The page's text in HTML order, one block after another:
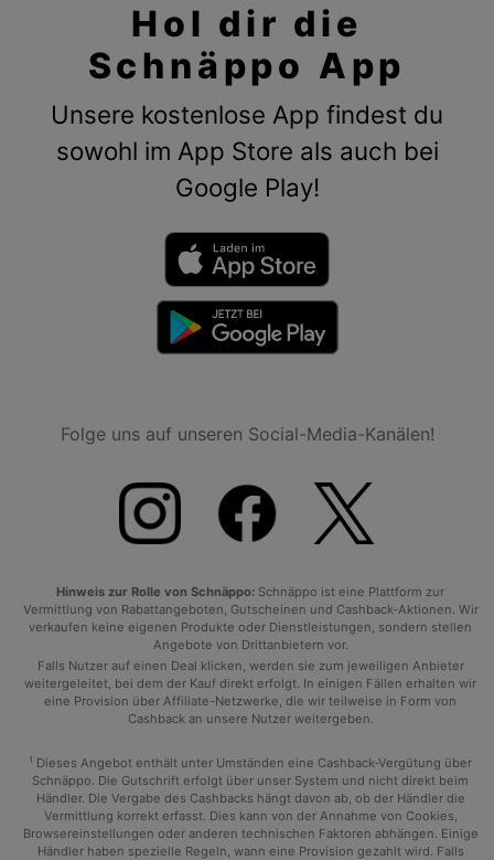
Hol dir die
Schnäppo App
Unsere kostenlose App findest du
sowohl im App Store als auch bei
Google Play!
Folge uns auf unseren Social-Media-Kanälen!
Hinweis zur Rolle von Schnäppo: Schnäppo ist eine Plattform zur
Vermittlung von Rabattangeboten, Gutscheinen und Cashback-Aktionen. Wir
verkaufen keine eigenen Produkte oder Dienstleistungen, sondern stellen
Angebote von Drittanbietern vor.
Falls Nutzer auf einen Deal klicken, werden sie zum jeweiligen Anbieter
weitergeleitet, bei dem der Kauf direkt erfolgt. In einigen Fällen erhalten wir
eine Provision über Affiliate-Netzwerke, die wir teilweise in Form von
Cashback an unsere Nutzer weitergeben.
1 Dieses Angebot enthält unter Umständen eine Cashback-Vergütung über
Schnäppo. Die Gutschrift erfolgt über unser System und nicht direkt beim
Händler. Die Vergabe des Cashbacks hängt davon ab, ob der Händler die
Vermittlung korrekt erfasst. Dies kann von der Annahme von Cookies,
Browsereinstellungen oder anderen technischen Faktoren abhängen. Einige
Händler haben spezielle Regeln, wann eine Provision gezahlt wird. Falls